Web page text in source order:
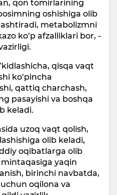
qon tomirlarining
oshishiga olib
metabolizmni
ko‘p afzalliklari bor, -
qisqa vaqt
ko‘pincha
qattiq charchash,
pasayishi va boshqa
keladi.
uzoq vaqt qolish,
olib keladi,
oqibatlarga olib
yaqin
birinchi navbatda,
oqilona va